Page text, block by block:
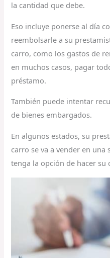
la cantidad que debe.
Eso incluye ponerse al día
reembolsarle a su
carro, como los gastos de
en muchos casos, pagar
préstamo.
También puede intentar
de bienes embargados.
En algunos estados, su
carro se va a vender en
tenga la opción de hacer su